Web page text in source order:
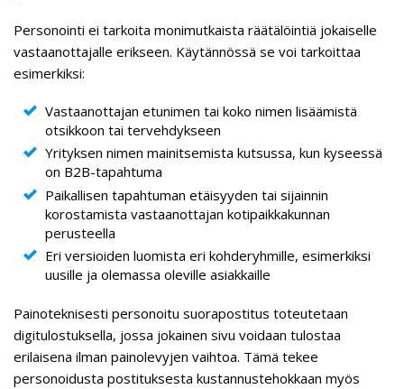
Personointi ei tarkoita monimutkaista räätälöintiä jokaiselle
vastaanottajalle erikseen. Käytännössä se voi tarkoittaa
esimerkiksi:
Vastaanottajan etunimen tai koko nimen lisäämistä
otsikkoon tai tervehdykseen
Yrityksen nimen mainitsemista kutsussa, kun kyseessä
on B2B-tapahtuma
Paikallisen tapahtuman etäisyyden tai sijainnin
korostamista vastaanottajan kotipaikkakunnan
perusteella
Eri versioiden luomista eri kohderyhmille, esimerkiksi
uusille ja olemassa oleville asiakkaille
Painoteknisesti personoitu suorapostitus toteutetaan
digitulostuksella, jossa jokainen sivu voidaan tulostaa
erilaisena ilman painolevyjen vaihtoa. Tämä tekee
personoidusta postituksesta kustannustehokkaan myös